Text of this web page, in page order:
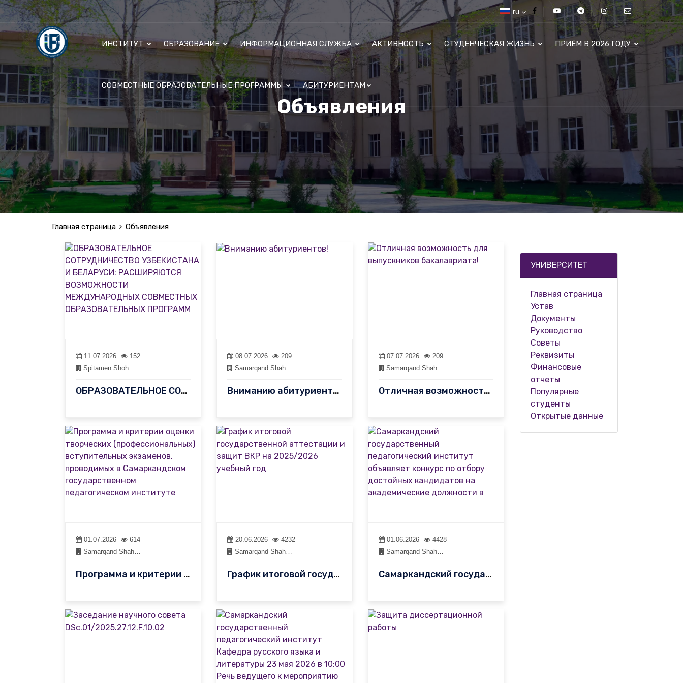
ru
ИНСТИТУТ ОБРАЗОВАНИЕ ИНФОРМАЦИОННАЯ СЛУЖБА АКТИВНОСТЬ СТУДЕНЧЕСКАЯ ЖИЗНЬ ПРИЁМ В 2026 ГОДУ
СОВМЕСТНЫЕ ОБРАЗОВАТЕЛЬНЫЕ ПРОГРАММЫ АБИТУРИЕНТАМ
Объявления
Главная страница Объявления
11.07.2026
152
Spitamen Shoh …
ОБРАЗОВАТЕЛЬНОЕ СОТРУДНИЧЕСТВО УЗБЕКИСТАНА И БЕЛАРУСИ: РАСШИРЯЮТ…
08.07.2026
209
Samarqand Shah…
Вниманию абитуриентов!
07.07.2026
209
Samarqand Shah…
Отличная возможность для выпускников бакалавриата!
01.07.2026
614
Samarqand Shah…
Программа и критерии оценки творческих (профессиональных) вступи…
20.06.2026
4232
Samarqand Shah…
График итоговой государственной аттестации и защит ВКР на 2025/2…
01.06.2026
4428
Samarqand Shah…
Самаркандский государственный педагогический институт объявляет …
УНИВЕРСИТЕТ
Главная страница
Устав
Документы
Руководство
Советы
Реквизиты
Финансовые
отчеты
Популярные
студенты
Открытые данные